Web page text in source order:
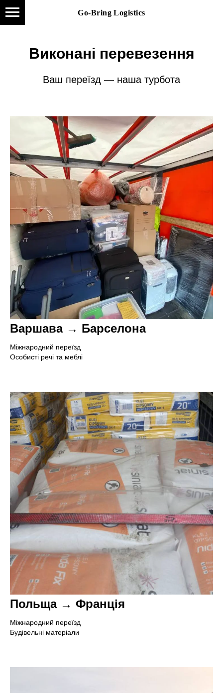
Go-Bring Logistics
Go-Bring Logistics
Виконані перевезення
Ваш переїзд — наша турбота
Варшава → Барселона
Міжнародний переїзд
Особисті речі та меблі
Польща → Франція
Міжнародний переїзд
Будівельні матеріали